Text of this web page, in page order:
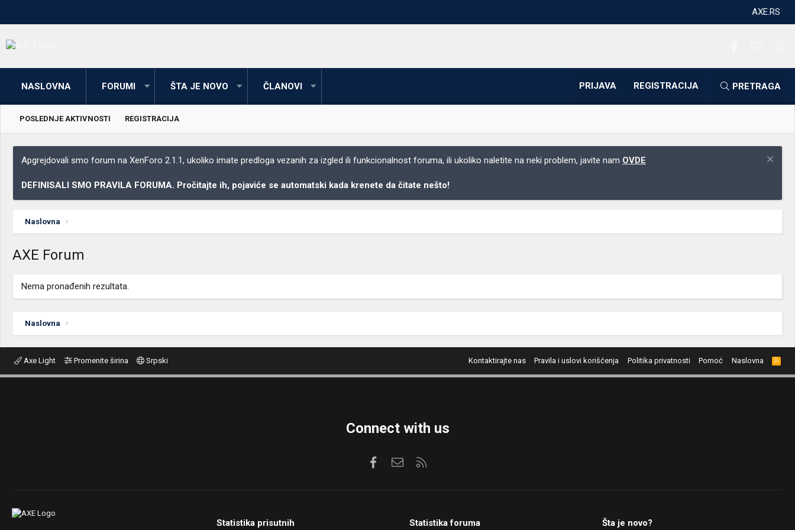
AXE.RS
NASLOVNA FORUMI ŠTA JE NOVO ČLANOVI PRIJAVA REGISTRACIJA PRETRAGA
POSLEDNJE AKTIVNOSTI REGISTRACIJA
Apgrejdovali smo forum na XenForo 2.1.1, ukoliko imate predloga vezanih za izgled ili funkcionalnost foruma, ili ukoliko naletite na neki problem, javite nam OVDE
DEFINISALI SMO PRAVILA FORUMA. Pročitajte ih, pojaviće se automatski kada krenete da čitate nešto!
Naslovna
AXE Forum
Nema pronađenih rezultata.
Naslovna
Axe Light Promenite širina Srpski Kontaktirajte nas Pravila i uslovi korišćenja Politika privatnosti Pomoć Naslovna
R
S
S
Connect with us
FacebookKontaktirajte nas
Statistika prisutnih Statistika foruma Šta je novo?